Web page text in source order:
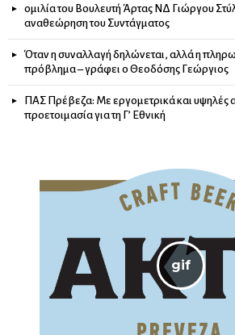
ομιλία του Βουλευτή Άρτας ΝΔ Γιώργου
αναθεώρηση του Συντάγματος
Όταν η συναλλαγή δηλώνεται, αλλά η
πρόβλημα – γράφει ο Θεοδόσης Γεώργιος
ΠΑΣ Πρέβεζα: Με εργομετρικά και υψηλές
προετοιμασία για τη Γ’ Εθνική